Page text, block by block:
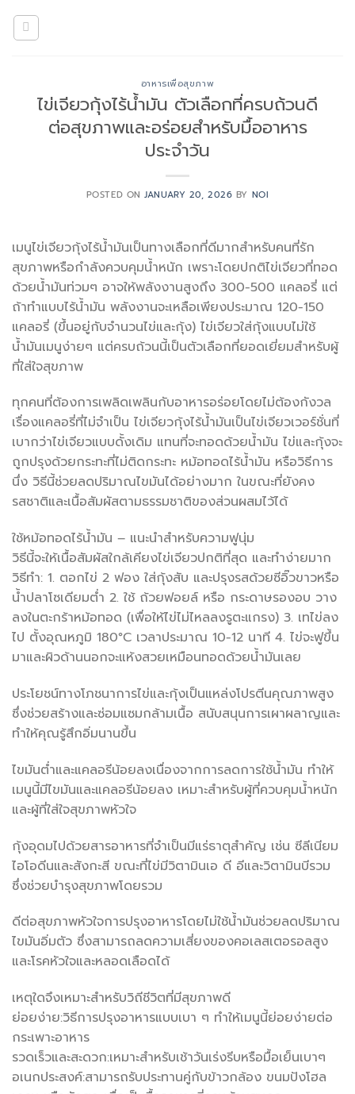
อาหารเพื่อสุขภาพ
ไข่เจียวกุ้งไร้น้ำมัน ตัวเลือกที่ครบถ้วนดี
ต่อสุขภาพและอร่อยสำหรับมื้ออาหาร
ประจำวัน
POSTED ONJANUARY 20, 2026 BY NOI
เมนูไข่เจียวกุ้งไร้น้ำมันเป็นทางเลือกที่ดีมากสำหรับคนที่รัก
สุขภาพหรือกำลังควบคุมน้ำหนัก เพราะโดยปกติไข่เจียวที่ทอด
ด้วยน้ำมันท่วมๆ อาจให้พลังงานสูงถึง 300-500 แคลอรี่ แต่
ถ้าทำแบบไร้น้ำมัน พลังงานจะเหลือเพียงประมาณ 120-150
แคลอรี่ (ขึ้นอยู่กับจำนวนไข่และกุ้ง) ไข่เจียวใส่กุ้งแบบไม่ใช้
น้ำมันเมนูง่ายๆ แต่ครบถ้วนนี้เป็นตัวเลือกที่ยอดเยี่ยมสำหรับผู้
ที่ใส่ใจสุขภาพ
ทุกคนที่ต้องการเพลิดเพลินกับอาหารอร่อยโดยไม่ต้องกังวล
เรื่องแคลอรี่ที่ไม่จำเป็น ไข่เจียวกุ้งไร้น้ำมันเป็นไข่เจียวเวอร์ชั่นที่
เบากว่าไข่เจียวแบบดั้งเดิม แทนที่จะทอดด้วยน้ำมัน ไข่และกุ้งจะ
ถูกปรุงด้วยกระทะที่ไม่ติดกระทะ หม้อทอดไร้น้ำมัน หรือวิธีการ
นึ่ง วิธีนี้ช่วยลดปริมาณไขมันได้อย่างมาก ในขณะที่ยังคง
รสชาติและเนื้อสัมผัสตามธรรมชาติของส่วนผสมไว้ได้
ใช้หม้อทอดไร้น้ำมัน – แนะนำสำหรับความฟูนุ่ม
วิธีนี้จะให้เนื้อสัมผัสใกล้เคียงไข่เจียวปกติที่สุด และทำง่ายมาก
วิธีทำ: 1. ตอกไข่ 2 ฟอง ใส่กุ้งสับ และปรุงรสด้วยซีอิ๊วขาวหรือ
น้ำปลาโซเดียมต่ำ 2. ใช้ ถ้วยฟอยล์ หรือ กระดาษรองอบ วาง
ลงในตะกร้าหม้อทอด (เพื่อให้ไข่ไม่ไหลลงรูตะแกรง) 3. เทไข่ลง
ไป ตั้งอุณหภูมิ 180°C เวลาประมาณ 10-12 นาที 4. ไข่จะฟูขึ้น
มาและผิวด้านนอกจะแห้งสวยเหมือนทอดด้วยน้ำมันเลย
ประโยชน์ทางโภชนาการไข่และกุ้งเป็นแหล่งโปรตีนคุณภาพสูง
ซึ่งช่วยสร้างและซ่อมแซมกล้ามเนื้อ สนับสนุนการเผาผลาญและ
ทำให้คุณรู้สึกอิ่มนานขึ้น
ไขมันต่ำและแคลอรีน้อยลงเนื่องจากการลดการใช้น้ำมัน ทำให้
เมนูนี้มีไขมันและแคลอรีน้อยลง เหมาะสำหรับผู้ที่ควบคุมน้ำหนัก
และผู้ที่ใส่ใจสุขภาพหัวใจ
กุ้งอุดมไปด้วยสารอาหารที่จำเป็นมีแร่ธาตุสำคัญ เช่น ซีลีเนียม
ไอโอดีนและสังกะสี ขณะที่ไข่มีวิตามินเอ ดี อีและวิตามินบีรวม
ซึ่งช่วยบำรุงสุขภาพโดยรวม
ดีต่อสุขภาพหัวใจการปรุงอาหารโดยไม่ใช้น้ำมันช่วยลดปริมาณ
ไขมันอิ่มตัว ซึ่งสามารถลดความเสี่ยงของคอเลสเตอรอลสูง
และโรคหัวใจและหลอดเลือดได้
เหตุใดจึงเหมาะสำหรับวิถีชีวิตที่มีสุขภาพดี
ย่อยง่าย:วิธีการปรุงอาหารแบบเบา ๆ ทำให้เมนูนี้ย่อยง่ายต่อ
กระเพาะอาหาร
รวดเร็วและสะดวก:เหมาะสำหรับเช้าวันเร่งรีบหรือมื้อเย็นเบาๆ
อเนกประสงค์:สามารถรับประทานคู่กับข้าวกล้อง ขนมปังโฮล